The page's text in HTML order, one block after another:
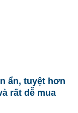
ẩn, tuyệt hơn
rất dễ mua